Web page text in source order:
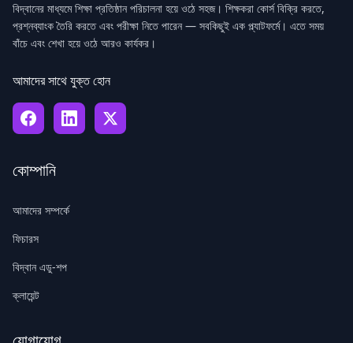
বিদ্বানের মাধ্যমে শিক্ষা প্রতিষ্ঠান পরিচালনা হয়ে ওঠে সহজ। শিক্ষকরা কোর্স বিক্রি করতে,
প্রশ্নব্যাংক তৈরি করতে এবং পরীক্ষা নিতে পারেন — সবকিছুই এক প্ল্যাটফর্মে। এতে সময়
বাঁচে এবং শেখা হয়ে ওঠে আরও কার্যকর।
আমাদের সাথে যুক্ত হোন
কোম্পানি
আমাদের সম্পর্কে
ফিচারস
বিদ্বান এডু-শপ
ক্লায়েন্ট